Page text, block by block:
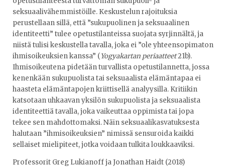
seksuaalivähemmistöille. Keskustelun rajoituksia
perustellaan sillä, että ”sukupuolinen ja seksuaalinen
identiteetti” tulee opetustilanteissa suojata syrjinnältä, ja
niistä tulisi keskustella tavalla, joka ei ”ole yhteensopimaton
ihmisoikeuksien kanssa” (Yogyakartan periaatteet21b).
Ihmisoikeutena pidetään turvallista opetustilannetta, jossa
kenenkään sukupuolista tai seksuaalista elämäntapaa ei
haasteta elämäntapojen kriittisellä analyysilla. Kritiikin
katsotaan uhkaavan yksilön sukupuolista ja seksuaalista
identiteettiä tavalla, joka vaikeuttaa oppimista tai jopa
tekee sen mahdottomaksi. Näin seksuaalikasvatuksesta
halutaan ”ihmisoikeuksien” nimissä sensuroida kaikki
sellaiset mielipiteet, jotka voidaan tulkita loukkaaviksi.
Professorit Greg Lukianoff ja Jonathan Haidt (2018)